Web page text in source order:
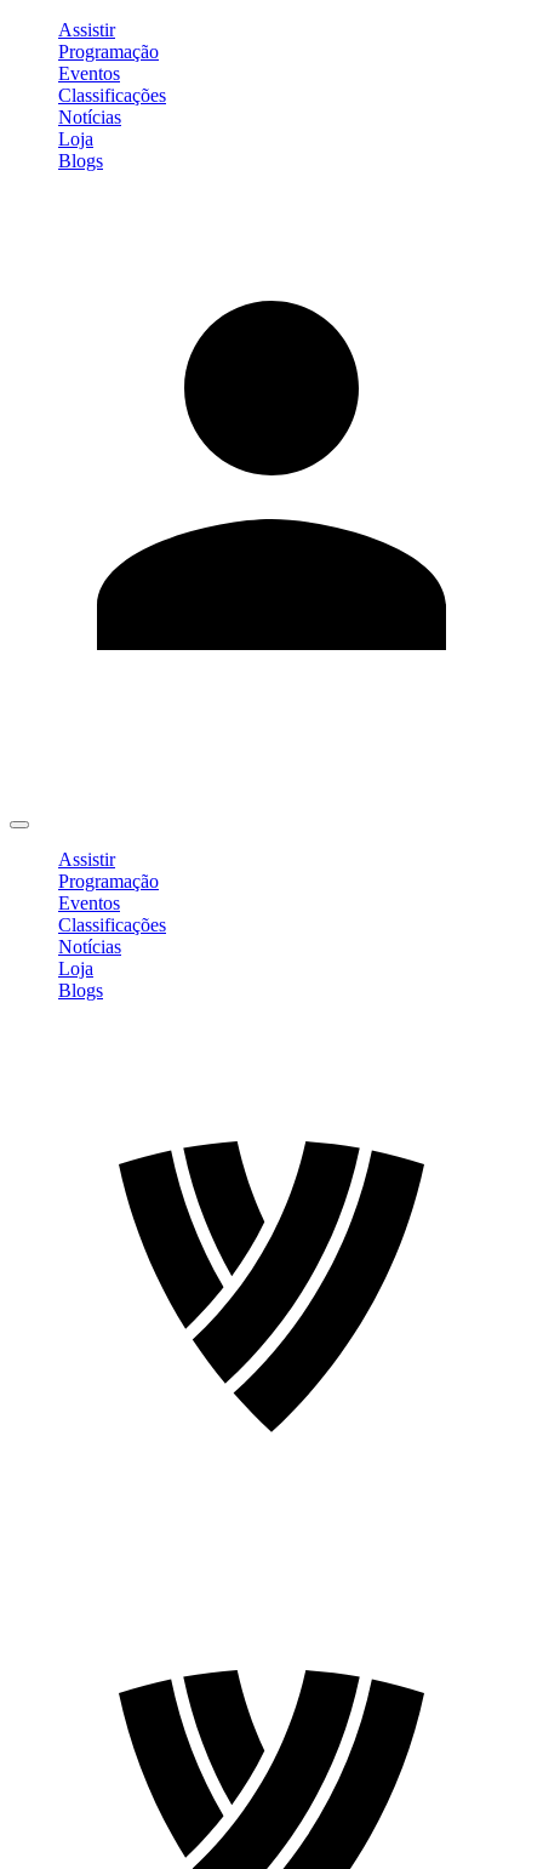
Assistir
Programação
Eventos
Classificações
Notícias
Loja
Blogs
Assistir
Programação
Eventos
Classificações
Notícias
Loja
Blogs